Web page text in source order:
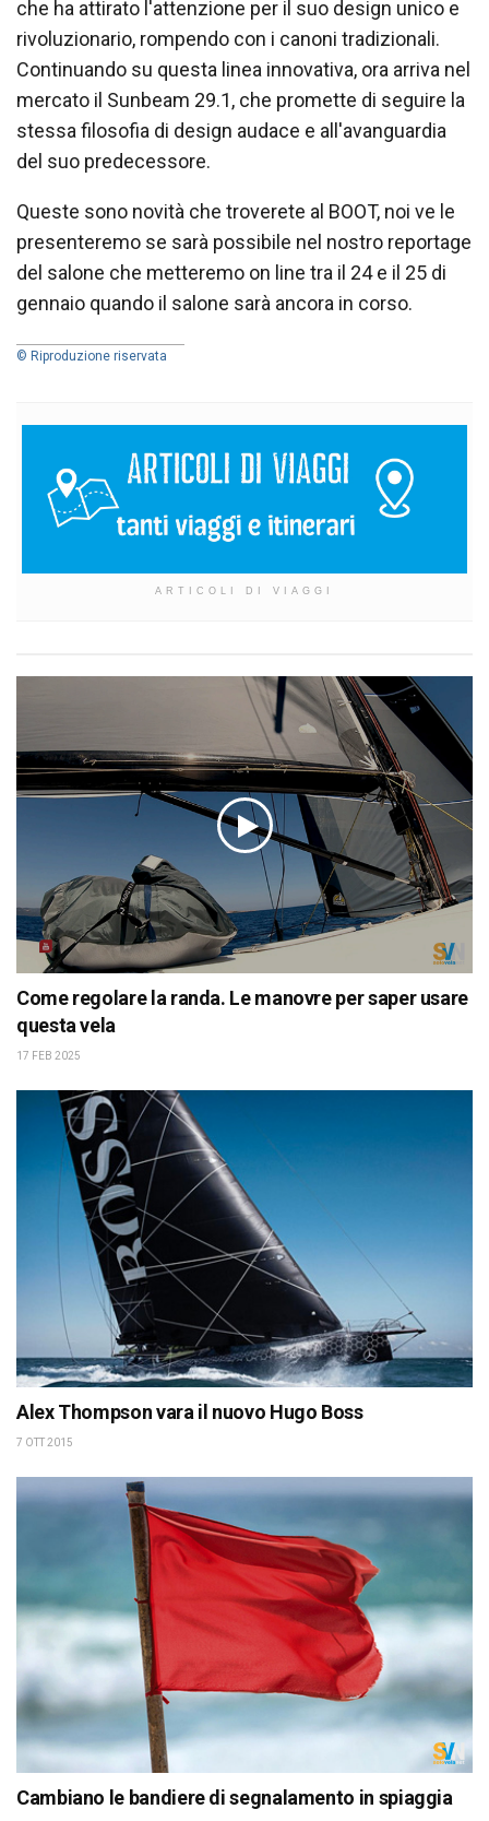
che ha attirato l'attenzione per il suo design unico e
rivoluzionario, rompendo con i canoni tradizionali.
Continuando su questa linea innovativa, ora arriva nel
mercato il Sunbeam 29.1, che promette di seguire la
stessa filosofia di design audace e all'avanguardia
del suo predecessore.
Queste sono novità che troverete al BOOT, noi ve le
presenteremo se sarà possibile nel nostro reportage
del salone che metteremo on line tra il 24 e il 25 di
gennaio quando il salone sarà ancora in corso.
© Riproduzione riservata
ARTICOLI DI VIAGGI
Come regolare la randa. Le manovre per saper usare
questa vela
17 FEB 2025
Alex Thompson vara il nuovo Hugo Boss
7 OTT 2015
Cambiano le bandiere di segnalamento in spiaggia